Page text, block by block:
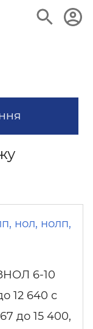
нол, нолп,
6-10
12 640 с
до 15 400,